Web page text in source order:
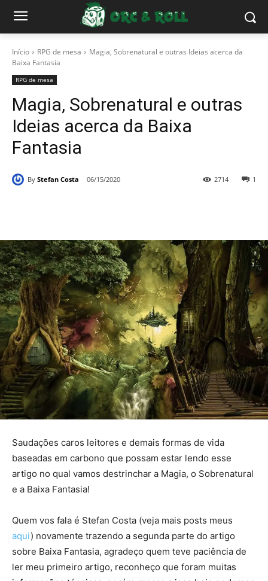
Início RPG de mesa
Magia, Sobrenatural e outras Ideias acerca da
Baixa Fantasia
RPG de mesa
Magia, Sobrenatural e outras
Ideias acerca da Baixa
Fantasia
By Stefan Costa 06/15/2020 1
2714
Saudações caros leitores e demais formas de vida
baseadas em carbono que possam estar lendo esse
artigo no qual vamos destrinchar a Magia, o Sobrenatural
e a Baixa Fantasia!
Quem vos fala é Stefan Costa (veja mais posts meus
aqui) novamente trazendo a segunda parte do artigo
sobre Baixa Fantasia, agradeço quem teve paciência de
ler meu primeiro artigo, reconheço que foram muitas